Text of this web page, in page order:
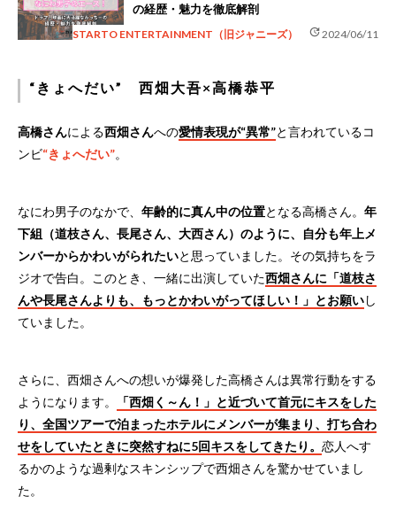
の経歴・魅力を徹底解剖
STARTO ENTERTAINMENT（旧ジャニーズ） update2024/06/11
“きょへだい” 西畑大吾×高橋恭平
高橋さんによる西畑さんへの愛情表現が“異常”と言われているコ
ンビ“きょへだい”。
なにわ男子のなかで、 年齢的に真ん中の位置となる高橋さん。 年
下組（道枝さん、長尾さん、大西さん）のように、自分も年上メ
ンバーからかわいがられたいと思っていました。その気持ちをラ
ジオで告白。このとき、一緒に出演していた西畑さんに「道枝さ
んや長尾さんよりも、もっとかわいがってほしい！」とお願いし
ていました。
さらに、西畑さんへの想いが爆発した高橋さんは異常行動をする
ようになります。
「西畑く～ん！」と近づいて首元にキスをした
り、全国ツアーで泊まったホテルにメンバーが集まり、打ち合わ
せをしていたときに突然すねに5回キスをしてきたり。 恋人へす
るかのような過剰なスキンシップで西畑さんを驚かせていまし
た。